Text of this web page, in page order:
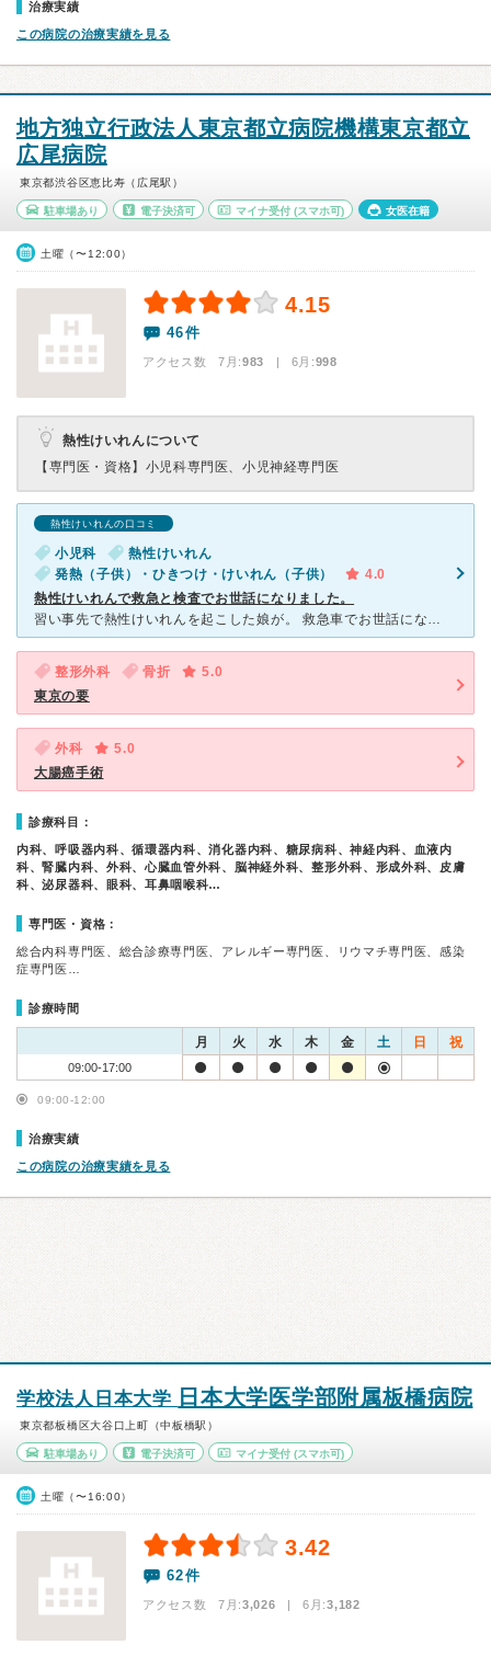
治療実績
この病院の治療実績を見る
地方独立行政法人東京都立病院機構東京都立
広尾病院
東京都渋谷区恵比寿（広尾駅）
駐車場あり 電子決済可 マイナ受付 (スマホ可) 女医在籍
土曜（〜12:00）
4.15
46件
アクセス数 7月:983 | 6月:998
熱性けいれんについて
【専門医・資格】 小児科専門医、小児神経専門医
熱性けいれんの口コミ
小児科
熱性けいれん
発熱（子供）・ひきつけ・けいれん（子供）
4.0
熱性けいれんで救急と検査でお世話になりました。
習い事先で熱性けいれんを起こした娘が。 救急車でお世話になりました。 到着した頃にはけいれんも落ち着き、いびきをかいて寝ていましたが。 念のため、後日脳波の検査をしていただきました。
整形外科 骨折
5.0
東京の要
外科
5.0
大腸癌手術
診療科目：
内科、呼吸器内科、循環器内科、消化器内科、糖尿病科、神経内科、血液内
科、腎臓内科、外科、心臓血管外科、脳神経外科、整形外科、形成外科、皮膚
科、泌尿器科、眼科、耳鼻咽喉科…
専門医・資格：
総合内科専門医、総合診療専門医、アレルギー専門医、リウマチ専門医、感染
症専門医…
診療時間
月 火 水 木 金 土 日 祝
09:00-17:00
09:00-12:00
治療実績
この病院の治療実績を見る
学校法人日本大学 日本大学医学部附属板橋病院
東京都板橋区大谷口上町（中板橋駅）
駐車場あり 電子決済可 マイナ受付 (スマホ可)
土曜（〜16:00）
3.42
62件
アクセス数 7月:3,026 | 6月:3,182